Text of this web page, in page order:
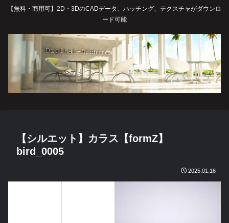
【無料・商用可】2D・3DのCADデータ、ハッチング、テクスチャがダウンロ
ード可能
【シルエット】カラス【formZ】
bird_0005
2025.01.16